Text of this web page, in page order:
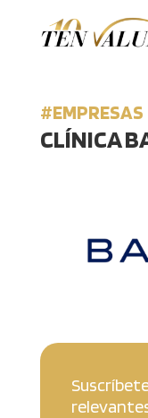
#EMPRESAS
CLÍNICA